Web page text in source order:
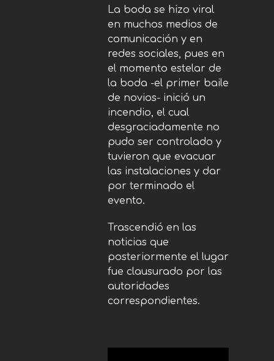
La boda se hizo viral
en muchos medios de
comunicación y en
redes sociales, pues en
el momento estelar de
la boda -el primer baile
de novios- inició un
incendio, el cual
desgraciadamente no
pudo ser controlado y
tuvieron que evacuar
las instalaciones y dar
por terminado el
evento.
Trascendió en las
noticias que
posteriormente el lugar
fue clausurado por las
autoridades
correspondientes.